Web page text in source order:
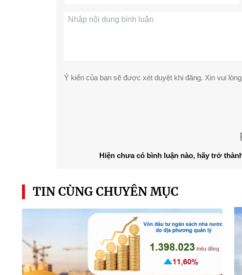
Ý kiến của bạn sẽ được xét duyệt khi đăng. Xin vui
Hiện chưa có bình luận nào, hãy trở
TIN CÙNG CHUYÊN MỤC